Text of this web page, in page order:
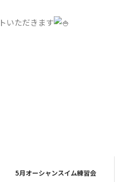
いただきます
5月オーシャンスイム練習会